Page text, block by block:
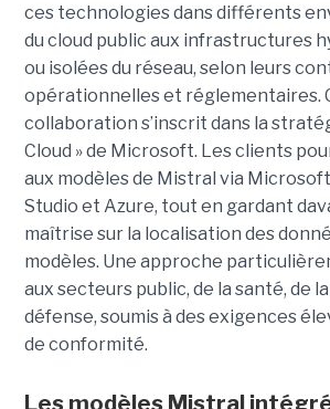
ces technologies dans différents
du cloud public aux infrastructures
ou isolées du réseau, selon leurs
opérationnelles et réglementaires.
collaboration s’inscrit dans la
Cloud » de Microsoft. Les clients
aux modèles de Mistral via
Studio et Azure, tout en gardant
maîtrise sur la localisation des
modèles. Une approche
aux secteurs public, de la santé, de
défense, soumis à des exigences
de conformité.
Les modèles Mistral